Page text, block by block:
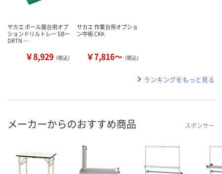
サカエ ボール盤台用オプ
ションドリルトレー SBー
DRTN …
￥8,929 （税込）
サカエ 作業台用オプショ
ン中板 CKK
￥7,816～ （税込）
ランキングをもっと見る
メーカーからのおすすめ商品 スポンサー